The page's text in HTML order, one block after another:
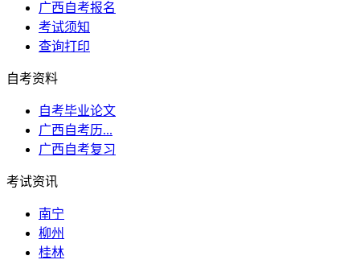
广西自考报名
考试须知
查询打印
自考资料
自考毕业论文
广西自考历...
广西自考复习
考试资讯
南宁
柳州
桂林